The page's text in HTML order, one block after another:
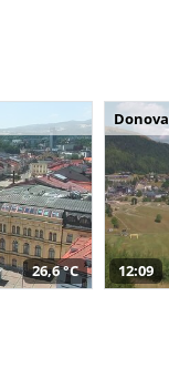
26,6 °C 12:09